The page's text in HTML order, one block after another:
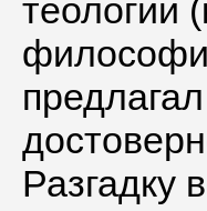
теологии
Разгадку